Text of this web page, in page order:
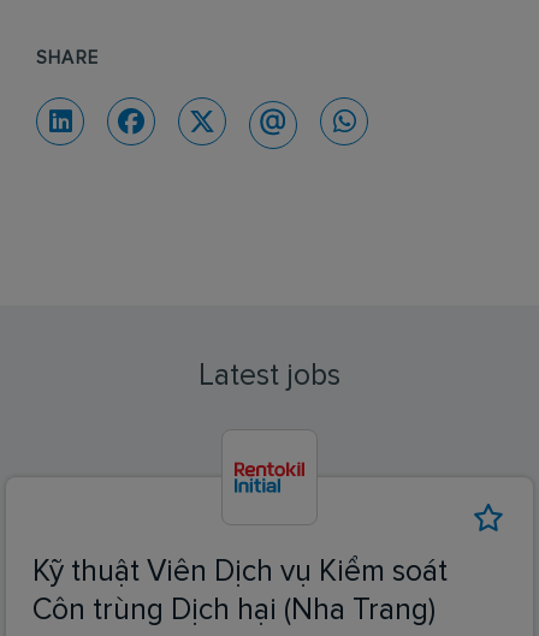
SHARE
Latest jobs
Kỹ thuật Viên Dịch vụ Kiểm soát
Côn trùng Dịch hại (Nha Trang)